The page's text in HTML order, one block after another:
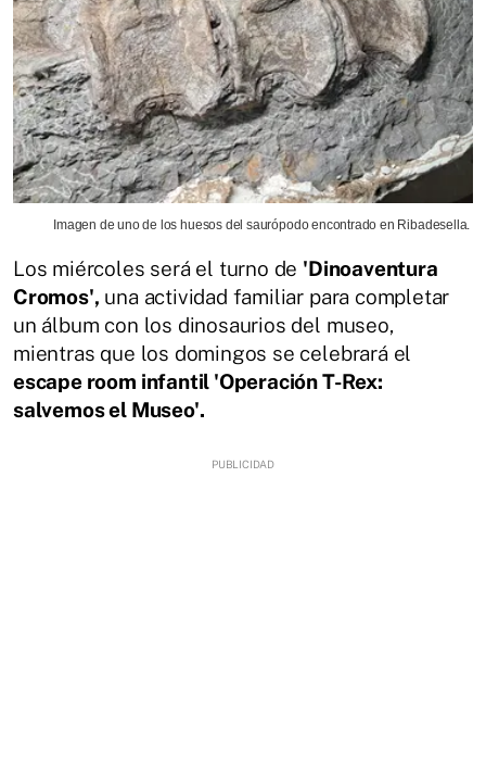
Imagen de uno de los huesos del saurópodo encontrado en Ribadesella.
Los miércoles será el turno de 'Dinoaventura
Cromos', una actividad familiar para completar
un álbum con los dinosaurios del museo,
mientras que los domingos se celebrará el
escape room infantil 'Operación T-Rex:
salvemos el Museo'.